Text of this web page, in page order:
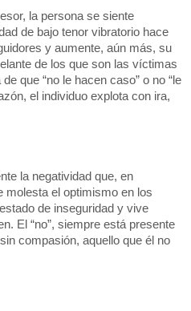
la persona se siente
de bajo tenor vibratorio hace
y aumente, aún más, su
de los que son las víctimas
que “no le hacen caso” o no “le
el individuo explota con ira,
la negatividad que, en
molesta el optimismo en los
de inseguridad y vive
El “no”, siempre está presente
compasión, aquello que él no